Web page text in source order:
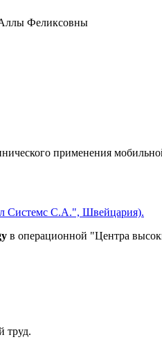
Феликсовны
применения
Системс С.А.", Швейцария).
в операционной "Центра
труд.